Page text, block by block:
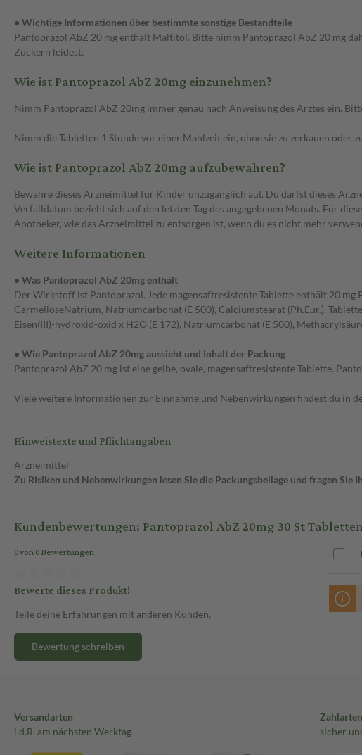
● Wichtige Informationen über bestimmte sonstige Bestandteile
Pantoprazol AbZ 20 mg enthält Maltitol. Bitte nimm Pantoprazol AbZ 20 mg
Zuckern leidest.
Wie ist Pantoprazol AbZ 20mg einzunehmen?
Nimm Pantoprazol AbZ 20mg immer genau nach Anweisung des Arztes ein.
Nimm die Tabletten 1 Stunde vor einer Mahlzeit ein, ohne sie zu zerkauen oder
Wie ist Pantoprazol AbZ 20mg aufzubewahren?
Bewahre dieses Arzneimittel für Kinder unzugänglich auf. Du darfst dieses
Verfalldatum bezieht sich auf den letzten Tag des angegebenen Monats. Für
Apotheker, wie das Arzneimittel zu entsorgen ist, wenn du es nicht mehr
Weitere Informationen
• Was Pantoprazol AbZ 20mg enthält
Der Wirkstoff ist Pantoprazol. Jede magensaftresistente Tablette enthält 20
CarmelloseNatrium, Natriumcarbonat (E 500), Calciumstearat (Ph.Eur.).
Eisen(III)-hydroxid-oxid x H2O (E 172), Natriumcarbonat (E 500),
• Wie Pantoprazol AbZ 20mg aussieht und Inhalt der Packung
Pantoprazol AbZ 20 mg ist eine gelbe, ovale, magensaftresistente Tablette.
Viele weitere Informationen zur Einnahme und Nebenwirkungen findest du in
Hinweistexte und Pflichtangaben
Arzneimittel
Zu Risiken und Nebenwirkungen lesen Sie die Packungsbeilage und fragen
Kundenbewertungen: Pantoprazol AbZ 20mg 30 St
0 von 0 Bewertungen
Bewerte dieses Produkt!
Teile deine Erfahrungen mit anderen Kunden.
Bewertung schreiben
Versandarten
i.d.R. am nächsten Werktag
Zahlarten
sicher